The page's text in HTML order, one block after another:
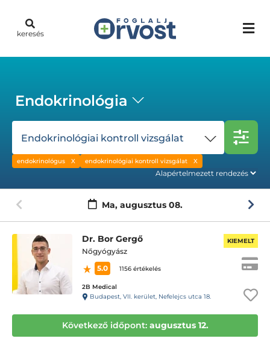
keresés
Endokrinológia
Endokrinológiai kontroll vizsgálat
endokrinológus endokrinológiai kontroll vizsgálat
Ma, augusztus 08.
Dr. Bor Gergő
Nőgyógyász
5.0
1156 értékelés
2B Medical
Budapest, VII. kerület, Nefelejcs utca 18.
KIEMELT
Következő időpont: augusztus 12.